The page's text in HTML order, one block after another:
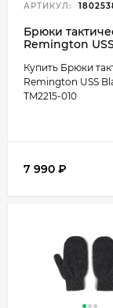
АРТИКУЛ:
Брюки
Remington
Купить Брюки
Remington USS
TM2215-010
7 990 ₽